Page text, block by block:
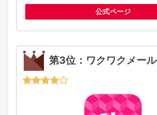
公式ページ
第3位：ワクワクメール